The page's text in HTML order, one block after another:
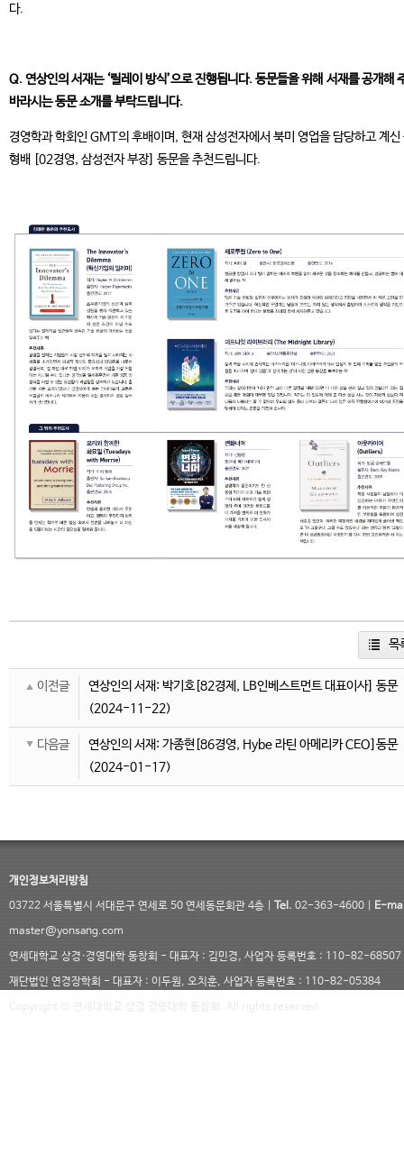
다.
Q. 연상인의 서재는 ‘릴레이 방식’으로 진행됩니다. 동문들을 위해 서재를 공개해
바라시는 동문 소개를 부탁드립니다.
경영학과 학회인 GMT의 후배이며, 현재 삼성전자에서 북미 영업을 담당하고 계신
형배 [02경영, 삼성전자 부장] 동문을 추천드립니다.
목
이전글
연상인의 서재: 박기호[82경제, LB인베스트먼트 대표이사] 동문
(2024-11-22)
다음글
연상인의 서재: 가종현[86경영, Hybe 라틴 아메리카 CEO]동문
(2024-01-17)
개인정보처리방침
03722 서울특별시 서대문구 연세로 50 연세동문회관 4층 | Tel. 02-363-4600 |
E-
master@yonsang.com
연세대학교 상경·경영대학 동창회 - 대표자 : 김민경, 사업자 등록번호 : 110-82-68507
재단법인 연경장학회 - 대표자 : 이두원, 오치훈, 사업자 등록번호 : 110-82-05384